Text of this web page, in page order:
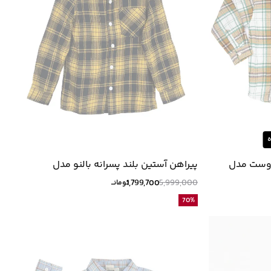
وست مدل
پیراهن آستین بلند پسرانه بالنو مدل
8221304B004
5,999,000
1,799,700تومانــ
70%